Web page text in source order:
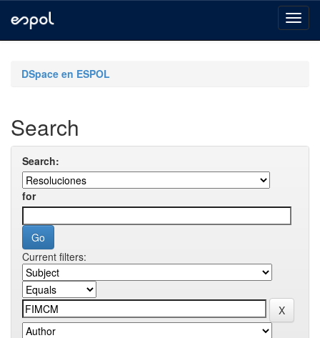
navigationDSpace en ESPOL
Search
Search:
for
Current filters: